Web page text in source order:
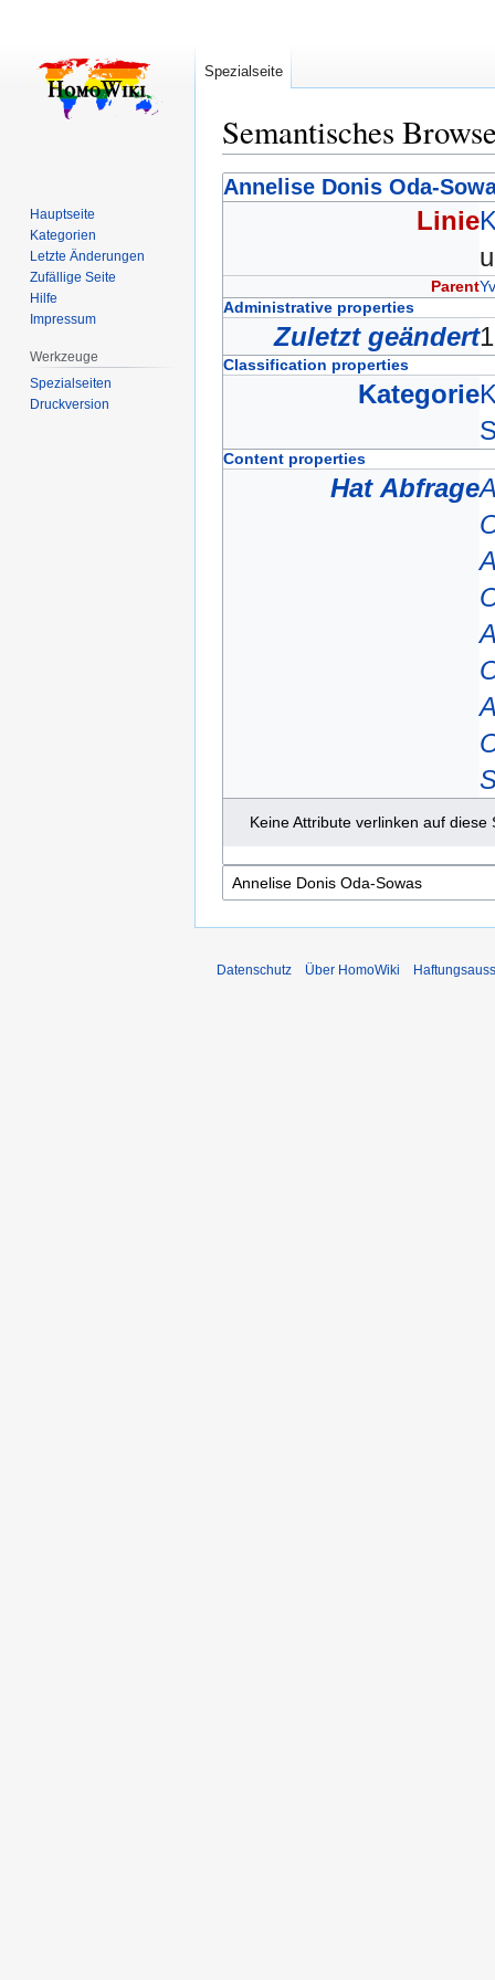
Semantisches
Zur
Navigation
Zur
Suche
Annelise Donis Oda-
Linie
Parent
Administrative properties
Zuletzt geändert
Classification properties
Kategorie
Content properties
Hat Abfrage
Keine Attribute verlinken auf diese
Spezialseite
Hauptseite
Kategorien
Letzte Änderungen
Zufällige Seite
Hilfe
Impressum
Werkzeuge
Spezialseiten
Druckversion
Datenschutz Über HomoWiki